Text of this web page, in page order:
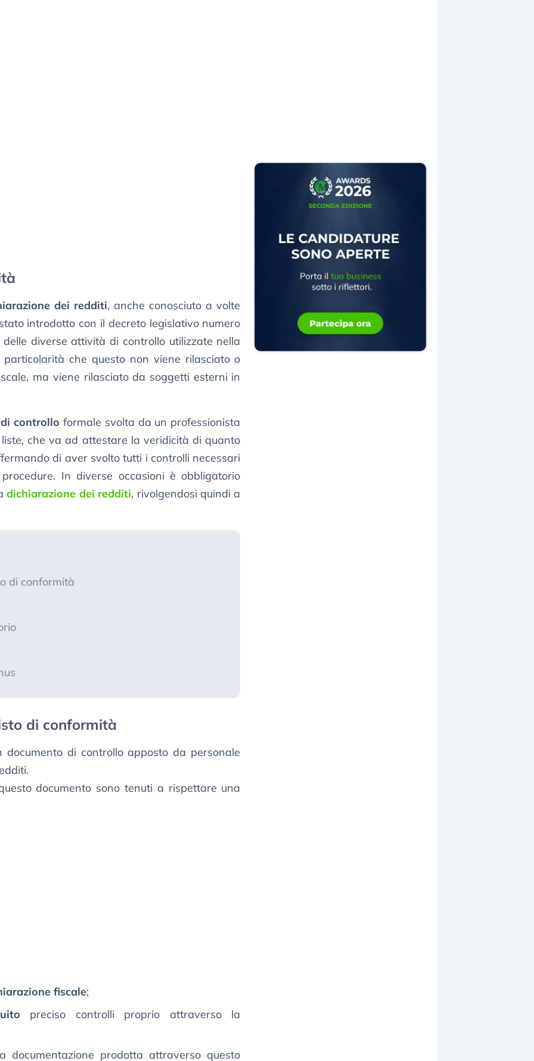
dei redditi, anche conosciuto a volte
introdotto con il decreto legislativo numero
diverse attività di controllo utilizzate nella
che questo non viene rilasciato o
ma viene rilasciato da soggetti esterni in
controllo formale svolta da un professionista
che va ad attestare la veridicità di quanto
di aver svolto tutti i controlli necessari
In diverse occasioni è obbligatorio
dichiarazione dei redditi, rivolgendosi quindi a
di conformità
di conformità
di controllo apposto da personale
documento sono tenuti a rispettare una
fiscale;
preciso controlli proprio attraverso la
documentazione prodotta attraverso questo